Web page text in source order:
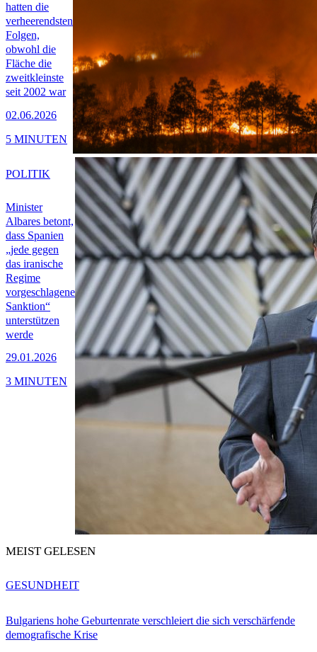
hatten die
verheerendsten
Folgen,
obwohl die
Fläche die
zweitkleinste
seit 2002 war
02.06.2026
5 MINUTEN
Minister
Albares betont,
dass Spanien
„jede gegen
das iranische
Regime
vorgeschlagene
Sanktion“
unterstützen
werde
29.01.2026
POLITIK
3 MINUTEN
MEIST GELESEN
Bulgariens hohe Geburtenrate verschleiert die sich verschärfende
demografische Krise
GESUNDHEIT